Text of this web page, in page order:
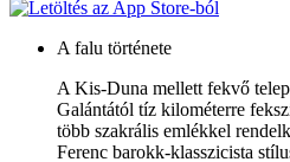
A falu története
A Kis-Duna mellett fekvő
Galántától tíz kilométerre
több szakrális emlékkel
Ferenc barokk-klasszicista